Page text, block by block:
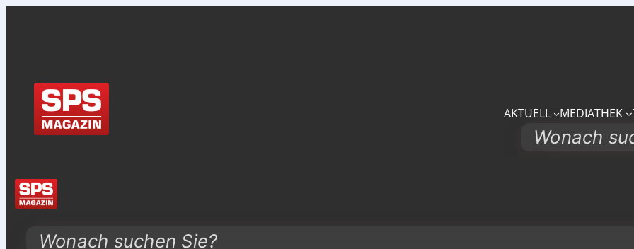
AKTUELL MEDIATHEK
Search
Search